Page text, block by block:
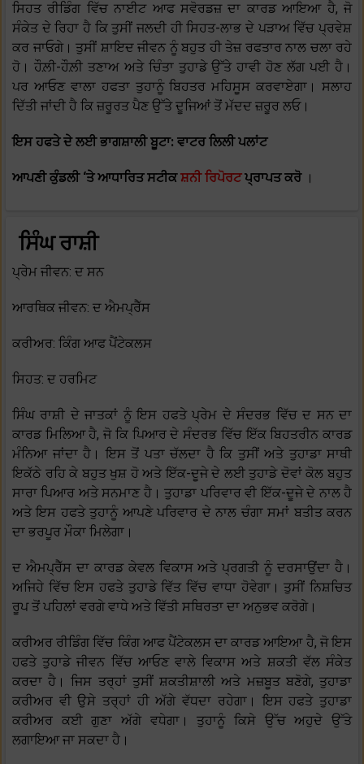
ਸਿਹਤ ਰੀਡਿੰਗ ਵਿੱਚ ਨਾਈਟ ਆਫ ਸਵੋਰਡਜ਼ ਦਾ ਕਾਰਡ ਆਇਆ ਹੈ, ਜੋ
ਸੰਕੇਤ ਦੇ ਰਿਹਾ ਹੈ ਕਿ ਤੁਸੀਂ ਜਲਦੀ ਹੀ ਸਿਹਤ-ਲਾਭ ਦੇ ਪੜਾਅ ਵਿੱਚ ਪ੍ਰਵੇਸ਼
ਕਰ ਜਾਓਗੇ। ਤੁਸੀਂ ਸ਼ਾਇਦ ਜੀਵਨ ਨੂੰ ਬਹੁਤ ਹੀ ਤੇਜ਼ ਰਫਤਾਰ ਨਾਲ ਚਲਾ ਰਹੇ
ਹੋ। ਹੌਲ਼ੀ-ਹੌਲ਼ੀ ਤਣਾਅ ਅਤੇ ਚਿੰਤਾ ਤੁਹਾਡੇ ਉੱਤੇ ਹਾਵੀ ਹੋਣ ਲੱਗ ਪਈ ਹੈ।
ਪਰ ਆਓਣ ਵਾਲਾ ਹਫਤਾ ਤੁਹਾਨੂੰ ਬਿਹਤਰ ਮਹਿਸੂਸ ਕਰਵਾਏਗਾ। ਸਲਾਹ
ਦਿੱਤੀ ਜਾਂਦੀ ਹੈ ਕਿ ਜ਼ਰੂਰਤ ਪੈਣ ਉੱਤੇ ਦੂਜਿਆਂ ਤੋਂ ਮੱਦਦ ਜ਼ਰੂਰ ਲਓ।
ਇਸ ਹਫਤੇ ਦੇ ਲਈ ਭਾਗਸ਼ਾਲੀ ਬੂਟਾ: ਵਾਟਰ ਲਿਲੀ ਪਲਾਂਟ
ਆਪਣੀ ਕੁੰਡਲੀ ‘ਤੇ ਆਧਾਰਿਤ ਸਟੀਕਸ਼ਨੀ ਰਿਪੋਰਟਪ੍ਰਾਪਤ ਕਰੋ ।
ਸਿੰਘ ਰਾਸ਼ੀ
ਪ੍ਰੇਮ ਜੀਵਨ: ਦ ਸਨ
ਆਰਥਿਕ ਜੀਵਨ: ਦ ਐਮਪ੍ਰੈੱਸ
ਕਰੀਅਰ: ਕਿੰਗ ਆਫ ਪੈਂਟੇਕਲਸ
ਸਿਹਤ: ਦ ਹਰਮਿਟ
ਸਿੰਘ ਰਾਸ਼ੀ ਦੇ ਜਾਤਕਾਂ ਨੂੰ ਇਸ ਹਫਤੇ ਪ੍ਰੇਮ ਦੇ ਸੰਦਰਭ ਵਿੱਚ ਦ ਸਨ ਦਾ
ਕਾਰਡ ਮਿਲਿਆ ਹੈ, ਜੋ ਕਿ ਪਿਆਰ ਦੇ ਸੰਦਰਭ ਵਿੱਚ ਇੱਕ ਬਿਹਤਰੀਨ ਕਾਰਡ
ਮੰਨਿਆ ਜਾਂਦਾ ਹੈ। ਇਸ ਤੋਂ ਪਤਾ ਚੱਲਦਾ ਹੈ ਕਿ ਤੁਸੀਂ ਅਤੇ ਤੁਹਾਡਾ ਸਾਥੀ
ਇਕੱਠੇ ਰਹਿ ਕੇ ਬਹੁਤ ਖੁਸ਼ ਹੋ ਅਤੇ ਇੱਕ-ਦੂਜੇ ਦੇ ਲਈ ਤੁਹਾਡੇ ਦੋਵਾਂ ਕੋਲ ਬਹੁਤ
ਸਾਰਾ ਪਿਆਰ ਅਤੇ ਸਨਮਾਣ ਹੈ। ਤੁਹਾਡਾ ਪਰਿਵਾਰ ਵੀ ਇੱਕ-ਦੂਜੇ ਦੇ ਨਾਲ ਹੈ
ਅਤੇ ਇਸ ਹਫਤੇ ਤੁਹਾਨੂੰ ਆਪਣੇ ਪਰਿਵਾਰ ਦੇ ਨਾਲ ਚੰਗਾ ਸਮਾਂ ਬਤੀਤ ਕਰਨ
ਦਾ ਭਰਪੂਰ ਮੌਕਾ ਮਿਲੇਗਾ।
ਦ ਐਮਪ੍ਰੈੱਸ ਦਾ ਕਾਰਡ ਕੇਵਲ ਵਿਕਾਸ ਅਤੇ ਪ੍ਰਗਤੀ ਨੂੰ ਦਰਸਾਉਂਦਾ ਹੈ।
ਅਜਿਹੇ ਵਿੱਚ ਇਸ ਹਫਤੇ ਤੁਹਾਡੇ ਵਿੱਤ ਵਿੱਚ ਵਾਧਾ ਹੋਵੇਗਾ। ਤੁਸੀਂ ਨਿਸ਼ਚਿਤ
ਰੂਪ ਤੋਂ ਪਹਿਲਾਂ ਵਰਗੇ ਵਾਧੇ ਅਤੇ ਵਿੱਤੀ ਸਥਿਰਤਾ ਦਾ ਅਨੁਭਵ ਕਰੋਗੇ।
ਕਰੀਅਰ ਰੀਡਿੰਗ ਵਿੱਚ ਕਿੰਗ ਆਫ ਪੈਂਟੇਕਲਸ ਦਾ ਕਾਰਡ ਆਇਆ ਹੈ, ਜੋ ਇਸ
ਹਫਤੇ ਤੁਹਾਡੇ ਜੀਵਨ ਵਿੱਚ ਆਓਣ ਵਾਲੇ ਵਿਕਾਸ ਅਤੇ ਸ਼ਕਤੀ ਵੱਲ ਸੰਕੇਤ
ਕਰਦਾ ਹੈ। ਜਿਸ ਤਰ੍ਹਾਂ ਤੁਸੀਂ ਸ਼ਕਤੀਸ਼ਾਲੀ ਅਤੇ ਮਜ਼ਬੂਤ ਬਣੋਗੇ, ਤੁਹਾਡਾ
ਕਰੀਅਰ ਵੀ ਉਸੇ ਤਰ੍ਹਾਂ ਹੀ ਅੱਗੇ ਵੱਧਦਾ ਰਹੇਗਾ। ਇਸ ਹਫਤੇ ਤੁਹਾਡਾ
ਕਰੀਅਰ ਕਈ ਗੁਣਾ ਅੱਗੇ ਵਧੇਗਾ। ਤੁਹਾਨੂੰ ਕਿਸੇ ਉੱਚ ਅਹੁਦੇ ਉੱਤੇ
ਲਗਾਇਆ ਜਾ ਸਕਦਾ ਹੈ।